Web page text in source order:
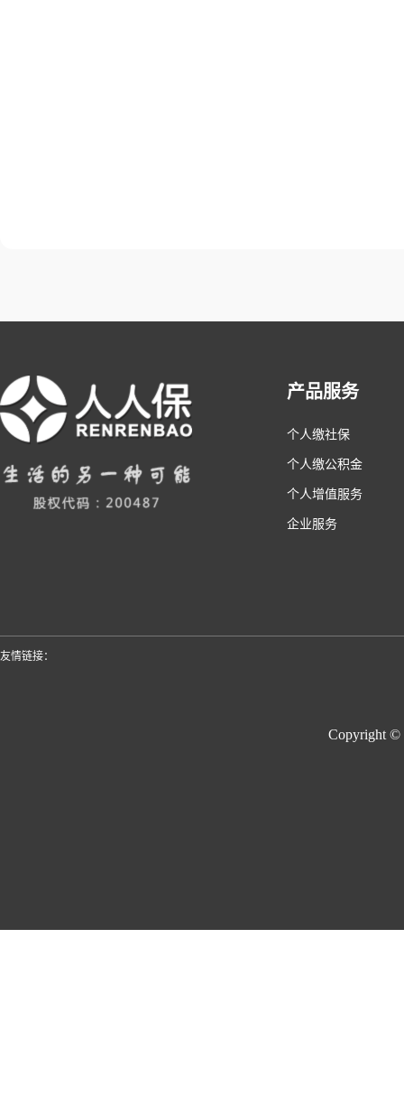
产品服务
个人缴社保
个人缴公积金
个人增值服务
企业服务
友情链接：
Copyright ©